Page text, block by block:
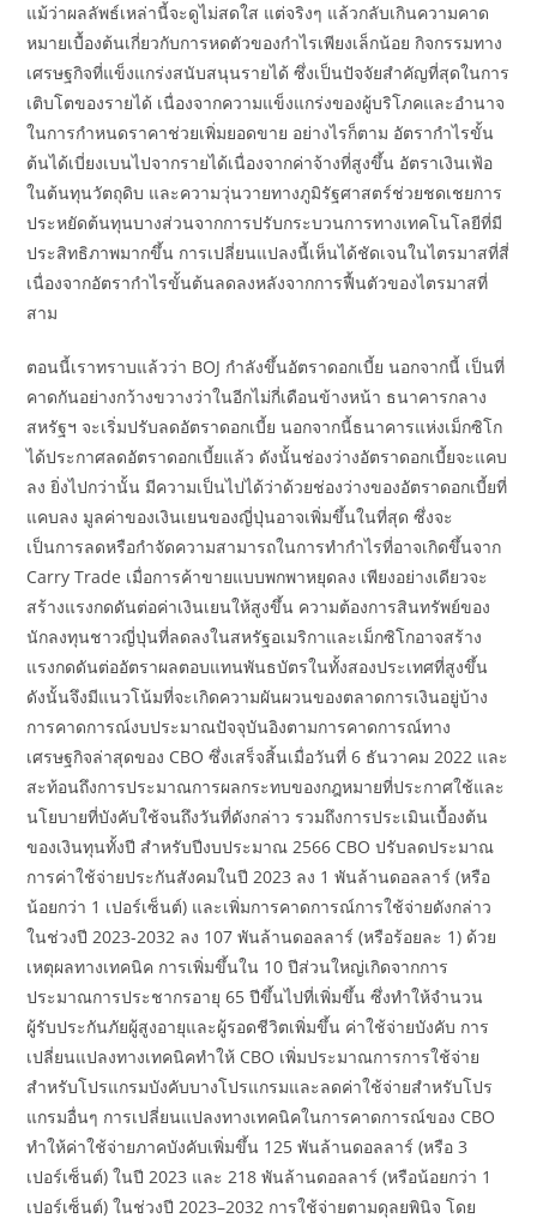
แม้ว่าผลลัพธ์เหล่านี้จะดูไม่สดใส แต่จริงๆ แล้วกลับเกินความคาด
หมายเบื้องต้นเกี่ยวกับการหดตัวของกำไรเพียงเล็กน้อย กิจกรรมทาง
เศรษฐกิจที่แข็งแกร่งสนับสนุนรายได้ ซึ่งเป็นปัจจัยสำคัญที่สุดในการ
เติบโตของรายได้ เนื่องจากความแข็งแกร่งของผู้บริโภคและอำนาจ
ในการกำหนดราคาช่วยเพิ่มยอดขาย อย่างไรก็ตาม อัตรากำไรขั้น
ต้นได้เบี่ยงเบนไปจากรายได้เนื่องจากค่าจ้างที่สูงขึ้น อัตราเงินเฟ้อ
ในต้นทุนวัตถุดิบ และความวุ่นวายทางภูมิรัฐศาสตร์ช่วยชดเชยการ
ประหยัดต้นทุนบางส่วนจากการปรับกระบวนการทางเทคโนโลยีที่มี
ประสิทธิภาพมากขึ้น การเปลี่ยนแปลงนี้เห็นได้ชัดเจนในไตรมาสที่สี่
เนื่องจากอัตรากำไรขั้นต้นลดลงหลังจากการฟื้นตัวของไตรมาสที่
สาม
ตอนนี้เราทราบแล้วว่า BOJ กำลังขึ้นอัตราดอกเบี้ย นอกจากนี้ เป็นที่
คาดกันอย่างกว้างขวางว่าในอีกไม่กี่เดือนข้างหน้า ธนาคารกลาง
สหรัฐฯ จะเริ่มปรับลดอัตราดอกเบี้ย นอกจากนี้ธนาคารแห่งเม็กซิโก
ได้ประกาศลดอัตราดอกเบี้ยแล้ว ดังนั้นช่องว่างอัตราดอกเบี้ยจะแคบ
ลง ยิ่งไปกว่านั้น มีความเป็นไปได้ว่าด้วยช่องว่างของอัตราดอกเบี้ยที่
แคบลง มูลค่าของเงินเยนของญี่ปุ่นอาจเพิ่มขึ้นในที่สุด ซึ่งจะ
เป็นการลดหรือกำจัดความสามารถในการทำกำไรที่อาจเกิดขึ้นจาก
Carry Trade เมื่อการค้าขายแบบพกพาหยุดลง เพียงอย่างเดียวจะ
สร้างแรงกดดันต่อค่าเงินเยนให้สูงขึ้น ความต้องการสินทรัพย์ของ
นักลงทุนชาวญี่ปุ่นที่ลดลงในสหรัฐอเมริกาและเม็กซิโกอาจสร้าง
แรงกดดันต่ออัตราผลตอบแทนพันธบัตรในทั้งสองประเทศที่สูงขึ้น
ดังนั้นจึงมีแนวโน้มที่จะเกิดความผันผวนของตลาดการเงินอยู่บ้าง
การคาดการณ์งบประมาณปัจจุบันอิงตามการคาดการณ์ทาง
เศรษฐกิจล่าสุดของ CBO ซึ่งเสร็จสิ้นเมื่อวันที่ 6 ธันวาคม 2022 และ
สะท้อนถึงการประมาณการผลกระทบของกฎหมายที่ประกาศใช้และ
นโยบายที่บังคับใช้จนถึงวันที่ดังกล่าว รวมถึงการประเมินเบื้องต้น
ของเงินทุนทั้งปี สำหรับปีงบประมาณ 2566 CBO ปรับลดประมาณ
การค่าใช้จ่ายประกันสังคมในปี 2023 ลง 1 พันล้านดอลลาร์ (หรือ
น้อยกว่า 1 เปอร์เซ็นต์) และเพิ่มการคาดการณ์การใช้จ่ายดังกล่าว
ในช่วงปี 2023-2032 ลง 107 พันล้านดอลลาร์ (หรือร้อยละ 1) ด้วย
เหตุผลทางเทคนิค การเพิ่มขึ้นใน 10 ปีส่วนใหญ่เกิดจากการ
ประมาณการประชากรอายุ 65 ปีขึ้นไปที่เพิ่มขึ้น ซึ่งทำให้จำนวน
ผู้รับประกันภัยผู้สูงอายุและผู้รอดชีวิตเพิ่มขึ้น ค่าใช้จ่ายบังคับ การ
เปลี่ยนแปลงทางเทคนิคทำให้ CBO เพิ่มประมาณการการใช้จ่าย
สำหรับโปรแกรมบังคับบางโปรแกรมและลดค่าใช้จ่ายสำหรับโปร
แกรมอื่นๆ การเปลี่ยนแปลงทางเทคนิคในการคาดการณ์ของ CBO
ทำให้ค่าใช้จ่ายภาคบังคับเพิ่มขึ้น 125 พันล้านดอลลาร์ (หรือ 3
เปอร์เซ็นต์) ในปี 2023 และ 218 พันล้านดอลลาร์ (หรือน้อยกว่า 1
เปอร์เซ็นต์) ในช่วงปี 2023–2032 การใช้จ่ายตามดุลยพินิจ โดย